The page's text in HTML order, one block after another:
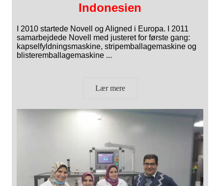
Indonesien
I 2010 startede Novell og Aligned i Europa. I 2011
samarbejdede Novell med justeret for første gang:
kapselfyldningsmaskine, stripemballagemaskine og
blisteremballagemaskine ...
Lær mere